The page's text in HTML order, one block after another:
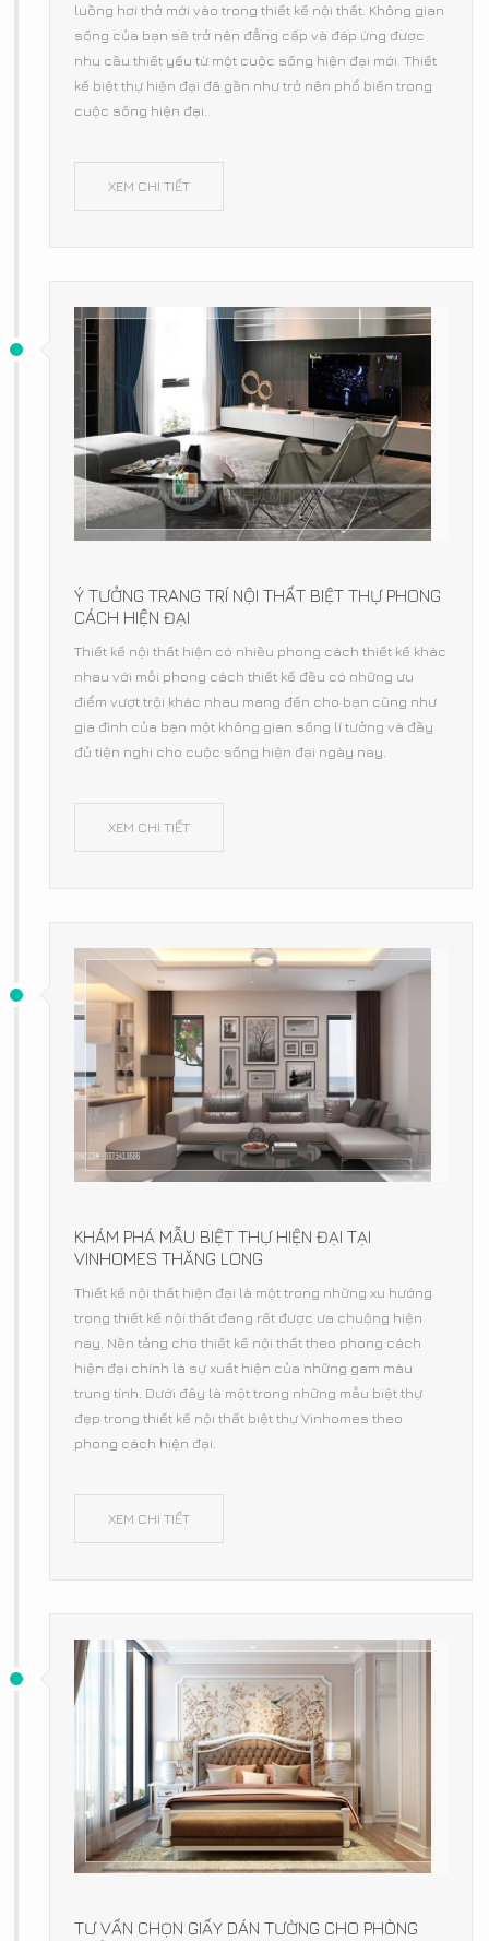
luồng hơi thở mới vào trong thiết kế nội thất. Không gian
sống của bạn sẽ trở nên đẳng cấp và đáp ứng được
nhu cầu thiết yếu từ một cuộc sống hiện đại mới. Thiết
kế biệt thự hiện đại đã gần như trở nên phổ biến trong
cuộc sống hiện đại.
XEM CHI TIẾT
Ý TƯỞNG TRANG TRÍ NỘI THẤT BIỆT THỰ PHONG
CÁCH HIỆN ĐẠI
Thiết kế nội thất hiện có nhiều phong cách thiết kế khác
nhau với mỗi phong cách thiết kế đều có những ưu
điểm vượt trội khác nhau mang đến cho bạn cũng như
gia đình của bạn một không gian sống lí tưởng và đầy
đủ tiện nghi cho cuộc sống hiện đại ngày nay.
XEM CHI TIẾT
KHÁM PHÁ MẪU BIỆT THỰ HIỆN ĐẠI TẠI
VINHOMES THĂNG LONG
Thiết kế nội thất hiện đại là một trong những xu hướng
trong thiết kế nội thất đang rất được ưa chuộng hiện
nay. Nền tảng cho thiết kế nội thất theo phong cách
hiện đại chính là sự xuất hiện của những gam màu
trung tính. Dưới đây là một trong những mẫu biệt thự
đẹp trong thiết kế nội thất biệt thự Vinhomes theo
phong cách hiện đại.
XEM CHI TIẾT
TƯ VẤN CHỌN GIẤY DÁN TƯỜNG CHO PHÒNG